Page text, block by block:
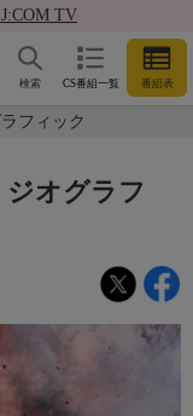
TV
CS番組一覧 番組表
検索
フィック
オグラフ